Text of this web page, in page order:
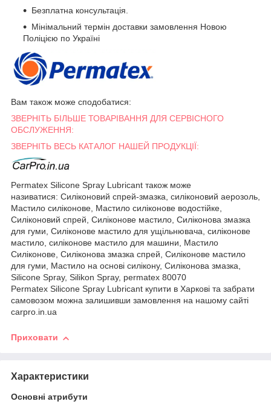
Безплатна консультація.
Мінімальний термін доставки замовлення Новою
Поліцією по Україні
Вам також може сподобатися:
ЗВЕРНІТЬ БІЛЬШЕ ТОВАРІВАННЯ ДЛЯ СЕРВІСНОГО
ОБСЛУЖЕННЯ:
ЗВЕРНІТЬ ВЕСЬ КАТАЛОГ НАШЕЙ ПРОДУКЦІЇ:
Permatex Silicone Spray Lubricant також може
називатися: Силіконовий спрей-змазка, силіконовий аерозоль,
Мастило силіконове, Мастило силіконове водостійке,
Силіконовий спрей, Силіконове мастило, Силіконова змазка
для гуми, Силіконове мастило для ущільнювача, силіконове
мастило, силіконове мастило для машини, Мастило
Силіконове, Cиліконова змазка спрей, Силіконове мастило
для гуми, Мастило на основі силікону, Силіконова змазка,
Silicone Spray, Silikon Spray, permatex 80070
Permatex Silicone Spray Lubricant купити в Харкові та забрати
самовозом можна залишивши замовлення на нашому сайті
carpro.in.ua
Приховати
Характеристики
Основні атрибути